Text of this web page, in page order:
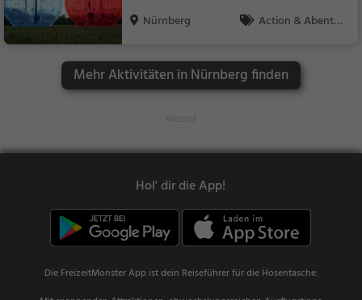
Nürnberg
Action & Abente
Sport, Touren, Verans
taltungen
Mehr Aktivitäten in Nürnberg finden
Hol' dir die App!
Die FreizeitMonster App ist dein Reiseführer für die Hosentasche.